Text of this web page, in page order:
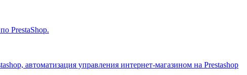
PrestaShop.
автоматизация управления интернет-магазином на Prestashop